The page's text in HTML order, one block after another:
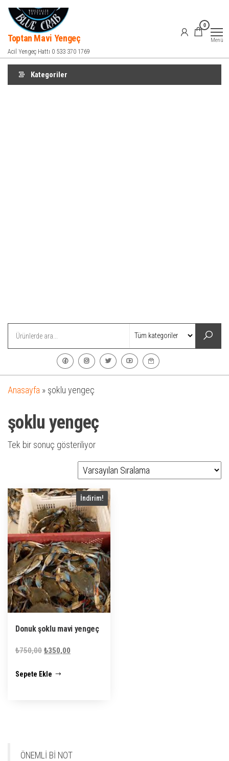
İçeriğe
atla
Toptan Mavi Yengeç
Acil Yengeç Hattı 0 533 370 1769
0
Menü
Kategoriler
Anasayfa » şoklu yengeç
şoklu yengeç
Tek bir sonuç gösteriliyor
İndirim!
Donuk şoklu mavi yengeç
₺750,00 Orijinal
₺750,00.
₺350,00
Sepete Ekle
ÖNEMLİ Bİ NOT